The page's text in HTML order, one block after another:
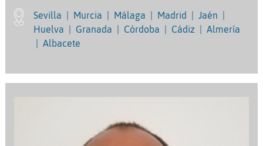
Sevilla Murcia Málaga Madrid Jaén
Huelva
Granada Córdoba Cádiz
Almería
Albacete